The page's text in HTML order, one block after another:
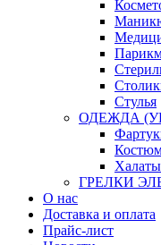
Стулья
ОДЕЖДА
Халаты
ГРЕЛКИ
О нас
Доставка и оплата
Прайс-лист